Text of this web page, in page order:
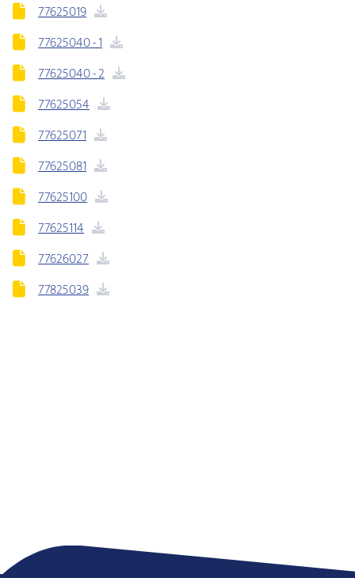
77625019
77625040 - 1
77625040 - 2
77625054
77625071
77625081
77625100
77625114
77626027
77825039